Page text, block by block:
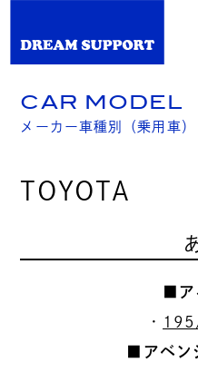
CAR MODEL
メーカー車種別（乗用車）
TOYOTA
■ア
・
■アベン